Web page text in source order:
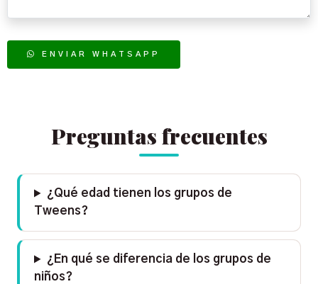
ENVIAR WHATSAPP
Preguntas frecuentes
¿Qué edad tienen los grupos de
Tweens?
¿En qué se diferencia de los grupos de
niños?